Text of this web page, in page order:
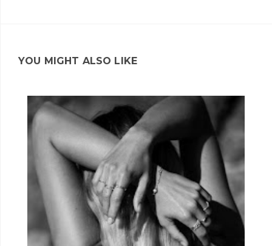
YOU MIGHT ALSO LIKE